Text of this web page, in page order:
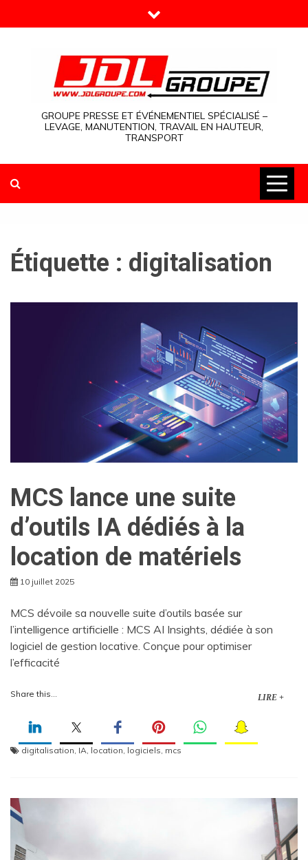
to
GROUPE PRESSE ET ÉVÉNEMENTIEL SPÉCIALISÉ –
LEVAGE, MANUTENTION, TRAVAIL EN HAUTEUR,
TRANSPORT
Étiquette : digitalisation
MCS lance une suite
d’outils IA dédiés à la
location de matériels
10 juillet 2025
MCS dévoile sa nouvelle suite d’outils basée sur
l’intelligence artificielle : MCS AI Insights, dédiée à son
logiciel de gestion locative. Conçue pour optimiser
l’efficacité
Share this... LIRE +
digitalisation, IA, location, logiciels, mcs